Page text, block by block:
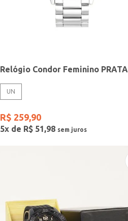
Relógio Condor Feminino PRATA
UN
R$ 259,90
5x de R$ 51,98